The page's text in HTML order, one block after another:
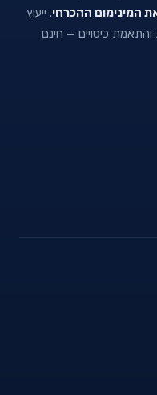
המינימום ההכרחי. ייעוץ
והתאמת כיסויים — חינם